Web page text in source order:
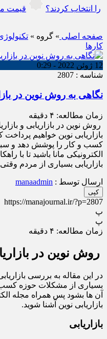
را انتخاب کردند؟
صفحه اصلی » گروه »
کارها
12 ژوئن 2022 - 0:29
شناسه : 2807
نگاهی به روش نوین در
زمان مطالعه: ۴ دقیقه
روش نوین در بازاریابی و
بازاریابی نوین خواهیم
کسب و کار را پوشش دهد و
الکترونیکی مانا باشید تا با
بازاریابی بسیاری از مردم
ارسال توسط : manaadmin
کپی
https://manajournal.ir/?p=2807
پ
پ
زمان مطالعه: ۴ دقیقه
روش نوین در
در این مقاله به بررسی
بسیاری از مشکلات حوزه
آن ها بشود پس همراه مجله
بازاریابی نوین آشنا شوید.
بازاریابی